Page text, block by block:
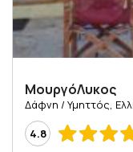
ΜουργόΛυκος
4.8